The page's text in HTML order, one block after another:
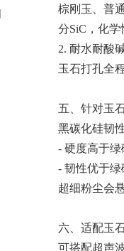
棕刚玉、普
分SiC，化
2. 耐水耐酸
玉石打孔全
五、针对玉
黑碳化硅韧
- 硬度高于
- 韧性优于
超细粉尘会
六、适配玉
可搭配超声